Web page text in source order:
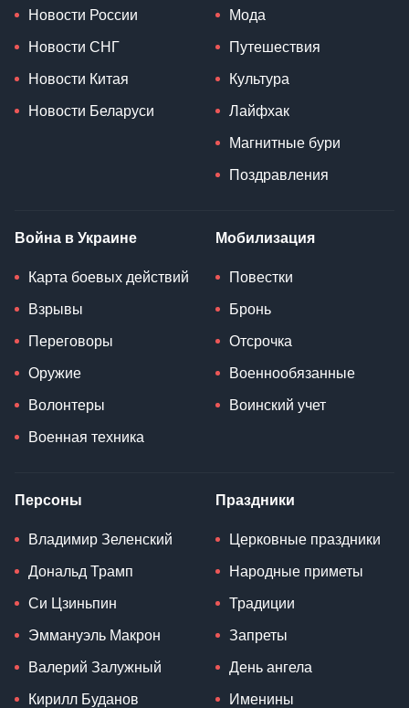
Новости России
Новости СНГ
Новости Китая
Новости Беларуси
Мода
Путешествия
Культура
Лайфхак
Магнитные бури
Поздравления
Война в Украине
Карта боевых действий
Взрывы
Переговоры
Оружие
Волонтеры
Военная техника
Мобилизация
Повестки
Бронь
Отсрочка
Военнообязанные
Воинский учет
Персоны
Владимир Зеленский
Дональд Трамп
Си Цзиньпин
Эммануэль Макрон
Валерий Залужный
Кирилл Буданов
Праздники
Церковные праздники
Народные приметы
Традиции
Запреты
День ангела
Именины